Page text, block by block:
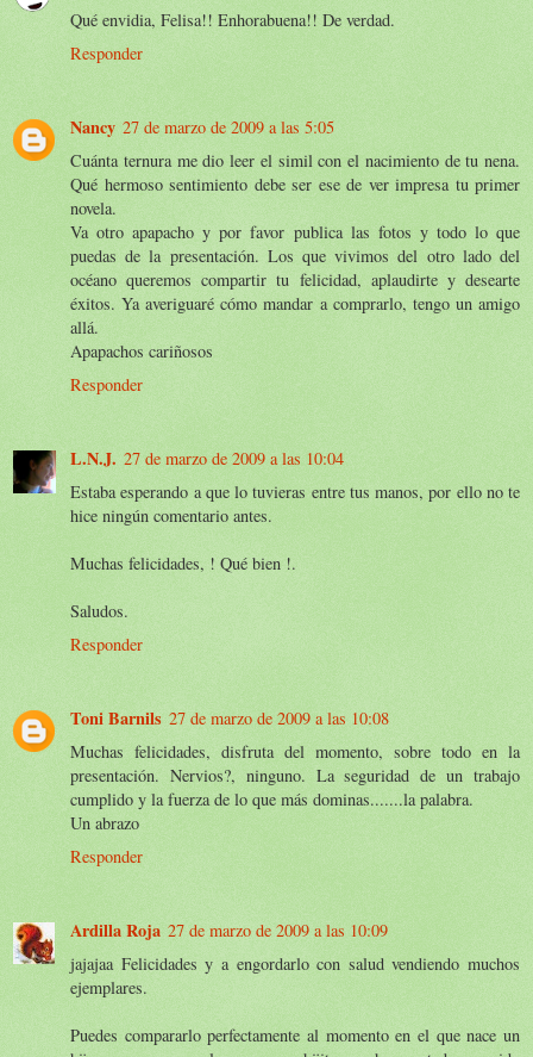
Qué envidia, Felisa!! Enhorabuena!! De verdad.
Responder
Nancy 27 de marzo de 2009 a las 5:05
Cuánta ternura me dio leer el simil con el nacimiento de tu nena.
Qué hermoso sentimiento debe ser ese de ver impresa tu primer
novela.
Va otro apapacho y por favor publica las fotos y todo lo que
puedas de la presentación. Los que vivimos del otro lado del
océano queremos compartir tu felicidad, aplaudirte y desearte
éxitos. Ya averiguaré cómo mandar a comprarlo, tengo un amigo
allá.
Apapachos cariñosos
Responder
L.N.J. 27 de marzo de 2009 a las 10:04
Estaba esperando a que lo tuvieras entre tus manos, por ello no te
hice ningún comentario antes.
Muchas felicidades, ! Qué bien !.
Saludos.
Responder
Toni Barnils 27 de marzo de 2009 a las 10:08
Muchas felicidades, disfruta del momento, sobre todo en la
presentación. Nervios?, ninguno. La seguridad de un trabajo
cumplido y la fuerza de lo que más dominas.......la palabra.
Un abrazo
Responder
Ardilla Roja 27 de marzo de 2009 a las 10:09
jajajaa Felicidades y a engordarlo con salud vendiendo muchos
ejemplares.
Puedes compararlo perfectamente al momento en el que nace un